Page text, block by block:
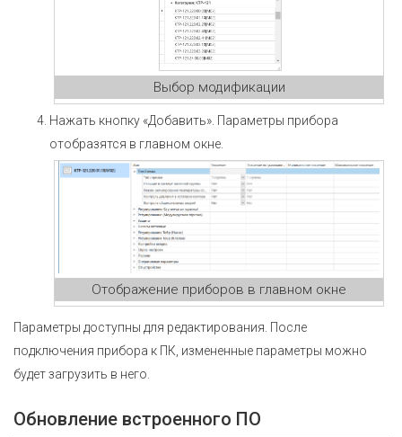
Выбор модификации
Нажать кнопку «Добавить». Параметры прибора
отобразятся в главном окне.
Отображение приборов в главном окне
Параметры доступны для редактирования. После
подключения прибора к ПК, измененные параметры можно
будет загрузить в него.
Обновление встроенного ПО